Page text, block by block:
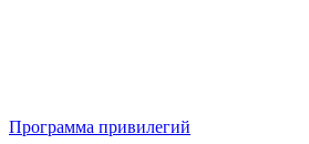
Программа привилегий